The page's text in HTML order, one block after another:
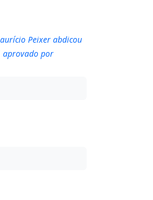
Peixer abdicou
aprovado por